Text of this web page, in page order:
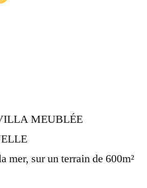
MEUBLÉE
mer, sur un terrain de 600m²